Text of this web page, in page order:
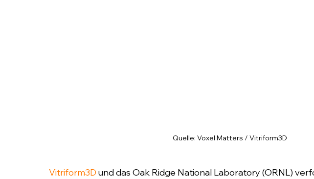
Quelle: Voxel Matters / Vitriform3D
Vitriform3D und das Oak Ridge National Laboratory (ORNL)